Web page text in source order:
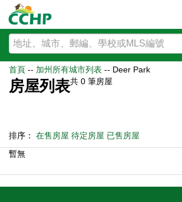
首頁 -- 加州所有城市列表 -- Deer Park
房屋列表共 0 筆房屋
排序： 在售房屋 待定房屋 已售房屋
暫無